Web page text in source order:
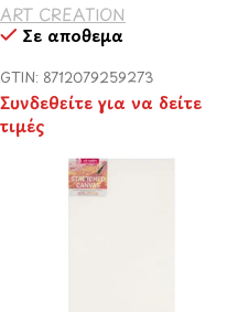
ART CREATION
Σε απόθεμα
GTIN: 8712079259273
Συνδεθείτε για να δείτε
τιμές